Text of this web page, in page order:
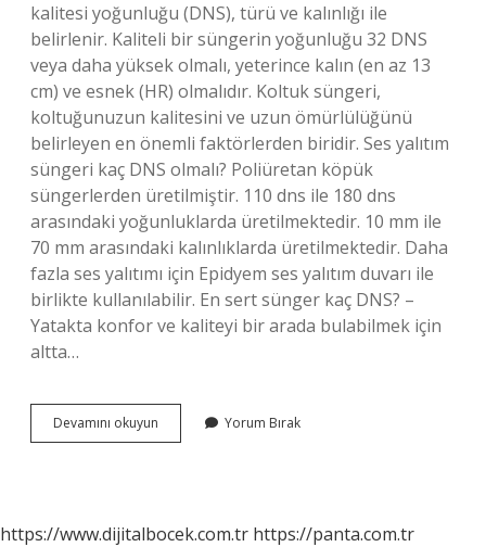
kalitesi yoğunluğu (DNS), türü ve kalınlığı ile
belirlenir. Kaliteli bir süngerin yoğunluğu 32 DNS
veya daha yüksek olmalı, yeterince kalın (en az 13
cm) ve esnek (HR) olmalıdır. Koltuk süngeri,
koltuğunuzun kalitesini ve uzun ömürlülüğünü
belirleyen en önemli faktörlerden biridir. Ses yalıtım
süngeri kaç DNS olmalı? Poliüretan köpük
süngerlerden üretilmiştir. 110 dns ile 180 dns
arasındaki yoğunluklarda üretilmektedir. 10 mm ile
70 mm arasındaki kalınlıklarda üretilmektedir. Daha
fazla ses yalıtımı için Epidyem ses yalıtım duvarı ile
birlikte kullanılabilir. En sert sünger kaç DNS? –
Yatakta konfor ve kaliteyi bir arada bulabilmek için
altta…
Devamını okuyun
Sünger
Yorum Bırak
https://www.dijitalbocek.com.tr https://panta.com.tr